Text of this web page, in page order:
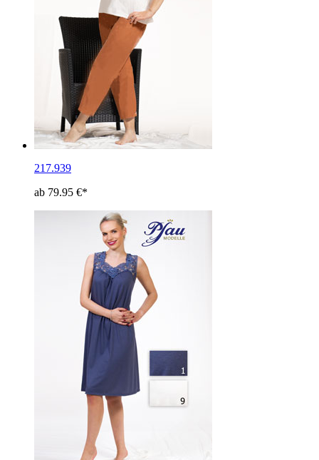
217.939
ab 79.95 €*